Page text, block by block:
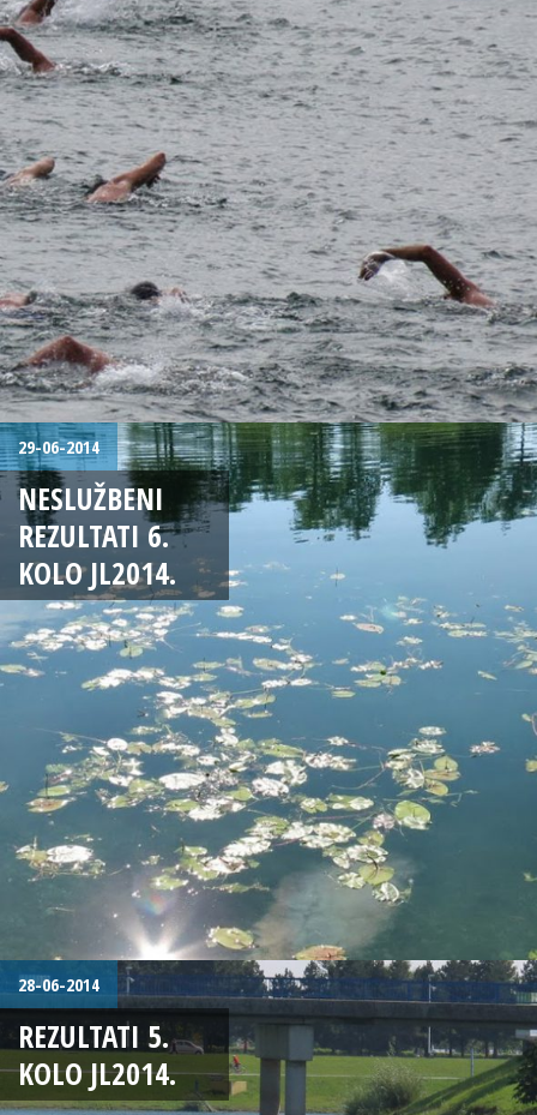
29-06-2014
NESLUŽBENI
REZULTATI 6.
KOLO JL2014.
28-06-2014
REZULTATI 5.
KOLO JL2014.